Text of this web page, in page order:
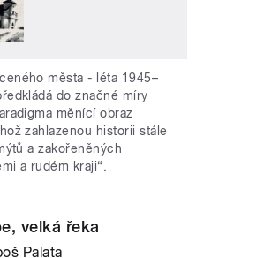
města - léta 1945–
do značné míry
měnící obraz
zahlazenou historii stále
a zakořeněných
a rudém kraji“.
velká řeka
Palata